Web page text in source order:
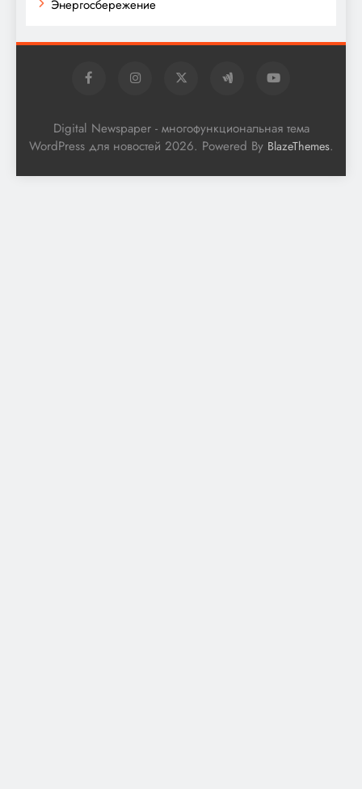
Энергосбережение
Digital Newspaper - многофункциональная тема
WordPress для новостей 2026. Powered By BlazeThemes.